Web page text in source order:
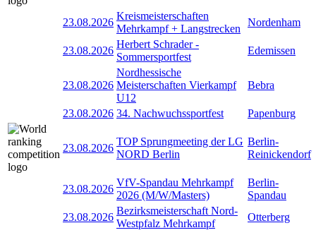
23.08.2026
Kreismeisterschaften
Mehrkampf + Langstrecken
Nordenham
23.08.2026
Herbert Schrader -
Sommersportfest
Edemissen
23.08.2026
Nordhessische
Meisterschaften Vierkampf
U12
Bebra
23.08.2026 34. Nachwuchssportfest Papenburg
23.08.2026
TOP Sprungmeeting der LG
NORD Berlin
Berlin-
Reinickendorf
23.08.2026
VfV-Spandau Mehrkampf
2026 (M/W/Masters)
Berlin-
Spandau
23.08.2026
Bezirksmeisterschaft Nord-
Westpfalz Mehrkampf
Otterberg